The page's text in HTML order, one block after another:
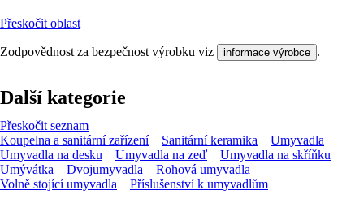
Přeskočit oblast
Zodpovědnost za bezpečnost výrobku viz informace výrobce .
Další kategorie
Přeskočit seznam
Koupelna a sanitární zařízení
Sanitární keramika
Umyvadla
Umyvadla na desku
Umyvadla na zeď
Umyvadla na skříňku
Umývátka
Dvojumyvadla
Rohová umyvadla
Volně stojící umyvadla
Příslušenství k umyvadlům